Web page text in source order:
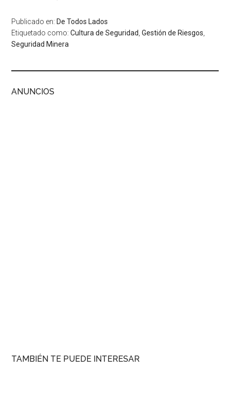
Publicado en: De Todos Lados
Etiquetado como:Cultura de Seguridad,Gestión de Riesgos,
Seguridad Minera
ANUNCIOS
TAMBIÉN TE PUEDE INTERESAR